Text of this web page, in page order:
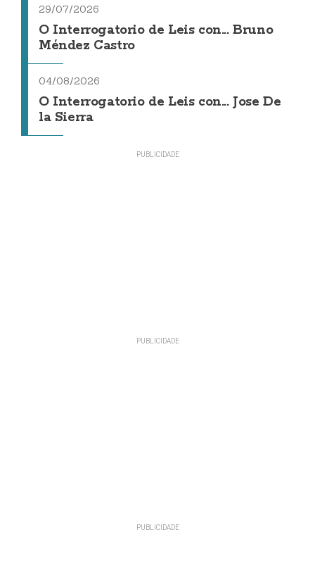
29/07/2026
O Interrogatorio de Leis con... Bruno
Méndez Castro
04/08/2026
O Interrogatorio de Leis con... Jose De
la Sierra